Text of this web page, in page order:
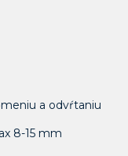
a odvŕtaniu
8-15 mm